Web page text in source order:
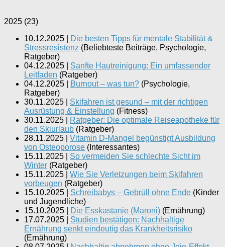
2025 (23)
10.12.2025
Die besten Tipps für mentale Stabilität &
Stressresistenz (Beliebteste Beiträge, Psychologie,
Ratgeber)
04.12.2025
Sanfte Hautreinigung: Ein umfassender
Leitfaden (Ratgeber)
04.12.2025
Burnout – was tun? (Psychologie,
Ratgeber)
30.11.2025
Skifahren ist gesund – mit der richtigen
Ausrüstung & Einstellung (Fitness)
30.11.2025
Ratgeber: Die optimale Reiseapotheke für
den Skiurlaub (Ratgeber)
28.11.2025
Vitamin D-Mangel begünstigt Ausbildung
von Osteoporose ( Interessantes)
15.11.2025
So vermeiden Sie schlechte Sicht im
Winter (Ratgeber)
15.11.2025
Wie Sie Verletzungen beim Skifahren
vorbeugen (Ratgeber)
15.10.2025
Schreibabys – Gebrüll ohne Ende (Kinder
und Jugendliche)
15.10.2025
Die Esskastanie (Maroni) (Ernährung)
17.07.2025
Studien bestätigen: Nachhaltige
Ernährung senkt eindeutig das Krankheitsrisiko
(Ernährung)